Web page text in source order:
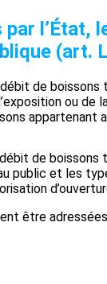
l’État,
(art.
débit de
ou de
appartenant
débit de
public et les
être